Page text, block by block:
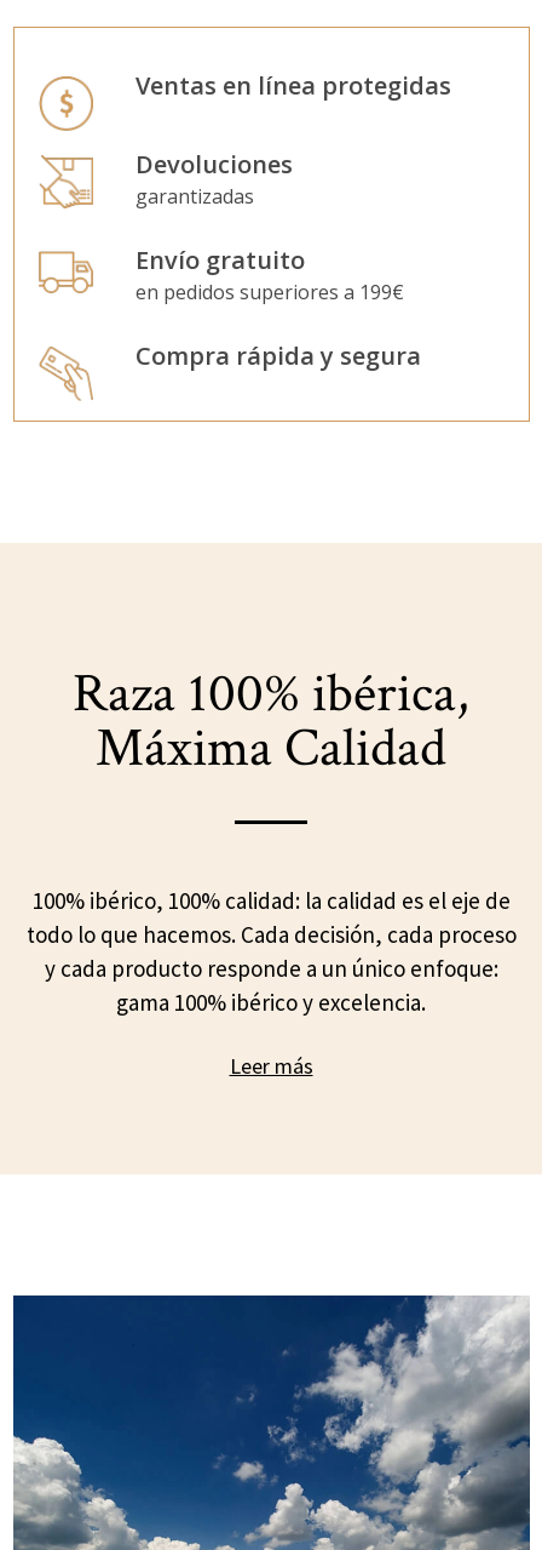
Ventas en línea protegidas
Devoluciones
garantizadas
Envío gratuito
en pedidos superiores a 199€
Compra rápida y segura
Raza 100% ibérica,
Máxima Calidad
100% ibérico, 100% calidad: la calidad es el eje de
todo lo que hacemos. Cada decisión, cada proceso
y cada producto responde a un único enfoque:
gama 100% ibérico y excelencia.
Leer más